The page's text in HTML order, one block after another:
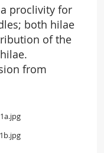
proclivity for
both hilae
of the
from